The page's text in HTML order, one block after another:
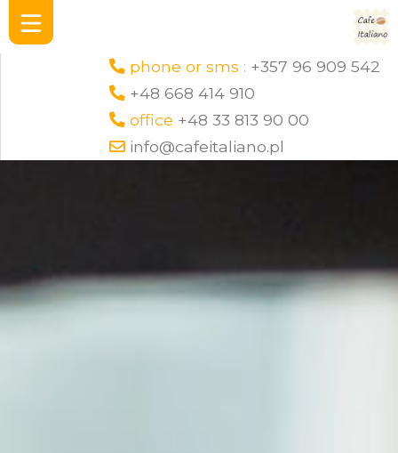
phone or sms : +357 96 909 542
+48 668 414 910
office +48 33 813 90 00
info@cafeitaliano.pl